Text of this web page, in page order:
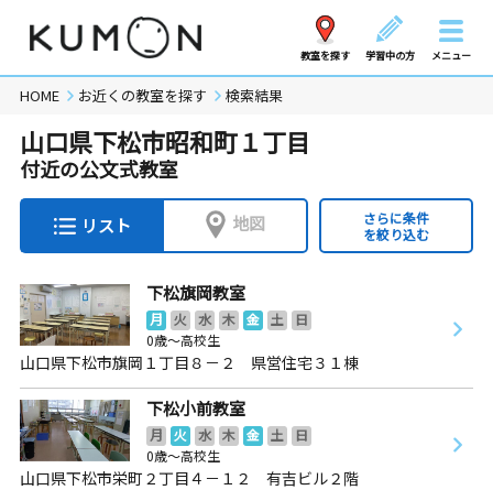
教室を探す 学習中の方 メニュー
HOME お近くの教室を探す 検索結果
山口県下松市昭和町１丁目
付近の公文式教室
リスト 地図
さらに条件
を絞り込む
下松旗岡教室
月 火 水 木 金 土
日
0歳～高校生
山口県下松市旗岡１丁目８－２ 県営住宅３１棟
下松小前教室
月 火 水 木 金 土
日
0歳～高校生
山口県下松市栄町２丁目４－１２ 有吉ビル２階